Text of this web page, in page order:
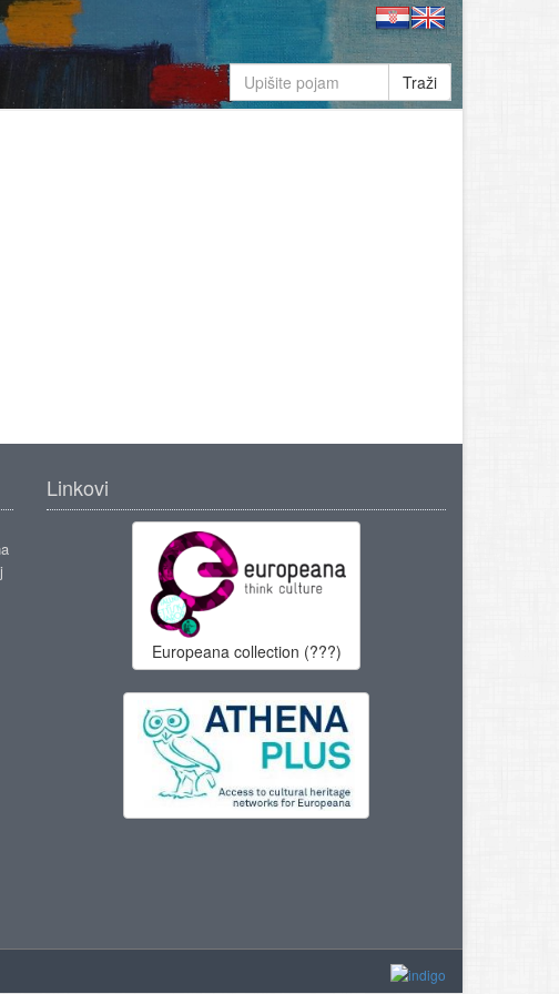
Traži
Linkovi
Europeana collection (???)